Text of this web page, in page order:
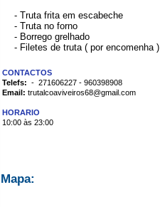
- Truta frita em escabeche
- Truta no forno
- Borrego grelhado
- Filetes de truta ( por encomenha )
CONTACTOS
Telefs: - 271606227 - 960398908
Email: trutalcoaviveiros68@gmail.com
HORARIO
10:00 às 23:00
Mapa: